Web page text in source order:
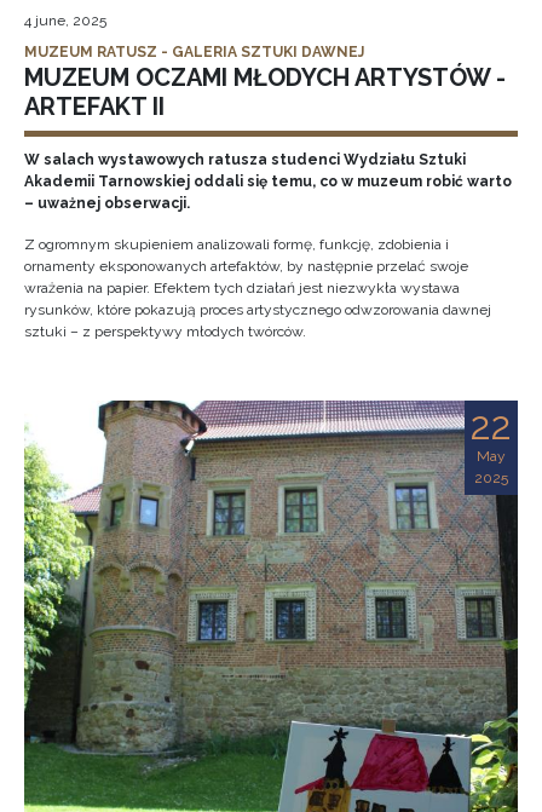
4 june, 2025
MUZEUM RATUSZ - GALERIA SZTUKI DAWNEJ
MUZEUM OCZAMI MŁODYCH ARTYSTÓW -
ARTEFAKT II
W salach wystawowych ratusza studenci Wydziału Sztuki
Akademii Tarnowskiej oddali się temu, co w muzeum robić warto
– uważnej obserwacji.
Z ogromnym skupieniem analizowali formę, funkcję, zdobienia i
ornamenty eksponowanych artefaktów, by następnie przelać swoje
wrażenia na papier. Efektem tych działań jest niezwykła wystawa
rysunków, które pokazują proces artystycznego odwzorowania dawnej
sztuki – z perspektywy młodych twórców.
22
May
2025